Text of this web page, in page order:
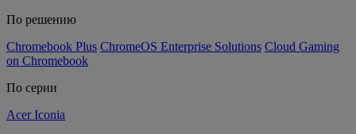
По решению
Chromebook Plus ChromeOS Enterprise Solutions Cloud Gaming
on Chromebook
По серии
Acer Iconia